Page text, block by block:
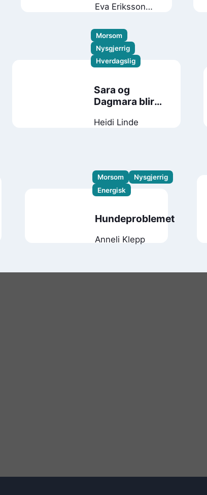
Eva Eriksson
Morsom
Nysgjerrig
Hverdagslig
Sara og
Dagmara blir
Heidi Linde
Morsom
Nysgjerrig
Energisk
Hundeproblemet
Anneli Klepp